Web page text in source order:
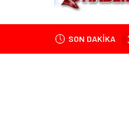
SON DAKİKA